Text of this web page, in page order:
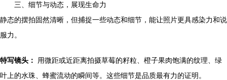
三、细节与动态，展现生命力
静态的摆拍固然清晰，但捕捉一些动态和细节，能让照片更具感染力和说
服力。
特写镜头：
用微距或近距离拍摄草莓的籽粒、橙子果肉饱满的纹理、绿
叶上的水珠、蜂蜜流动的瞬间等。这些细节是品质最有力的证明。